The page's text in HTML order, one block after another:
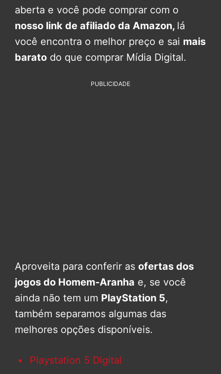
aberta e você pode comprar com o
nosso link de afiliado da Amazon, lá
você encontra o melhor preço e sai mais
barato do que comprar Mídia Digital.
PUBLICIDADE
Aproveita para conferir as ofertas dos
jogos do Homem-Aranha e, se você
ainda não tem um PlayStation 5,
também separamos algumas das
melhores opções disponíveis.
Playstation 5 Digital